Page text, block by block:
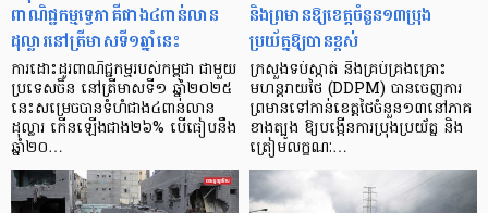
ពាណិជ្ជកម្មទ្វេភាគីជាង៤ពាន់លាន
ដុល្លារនៅត្រីមាសទី១ឆ្នាំនេះ
ការដោះដូរពាណិជ្ជកម្មរបស់កម្ពុជា ជាមួយ
ប្រទេសចិន នៅត្រីមាសទី១ ឆ្នាំ២០២៥
នេះសម្រេចបានទំហំជាង៤ពាន់លាន
ដុល្លារ កើនឡើងជាង២៦% បើធៀបនឹង
ឆ្នាំ២០…
និងព្រមានឱ្យខេត្តចំនួន១៣ប្រុង
ប្រយ័ត្នឱ្យបានខ្ពស់
ក្រសួងទប់ស្កាត់ និងគ្រប់គ្រងគ្រោះ
មហន្តរាយថៃ (DDPM) បានចេញការ
ព្រមានទៅកាន់ខេត្តថៃចំនួន១៣នៅភាគ
ខាងត្បូង ឱ្យបង្កើនការប្រុងប្រយ័ត្ន និង
ត្រៀមលក្ខណៈ…